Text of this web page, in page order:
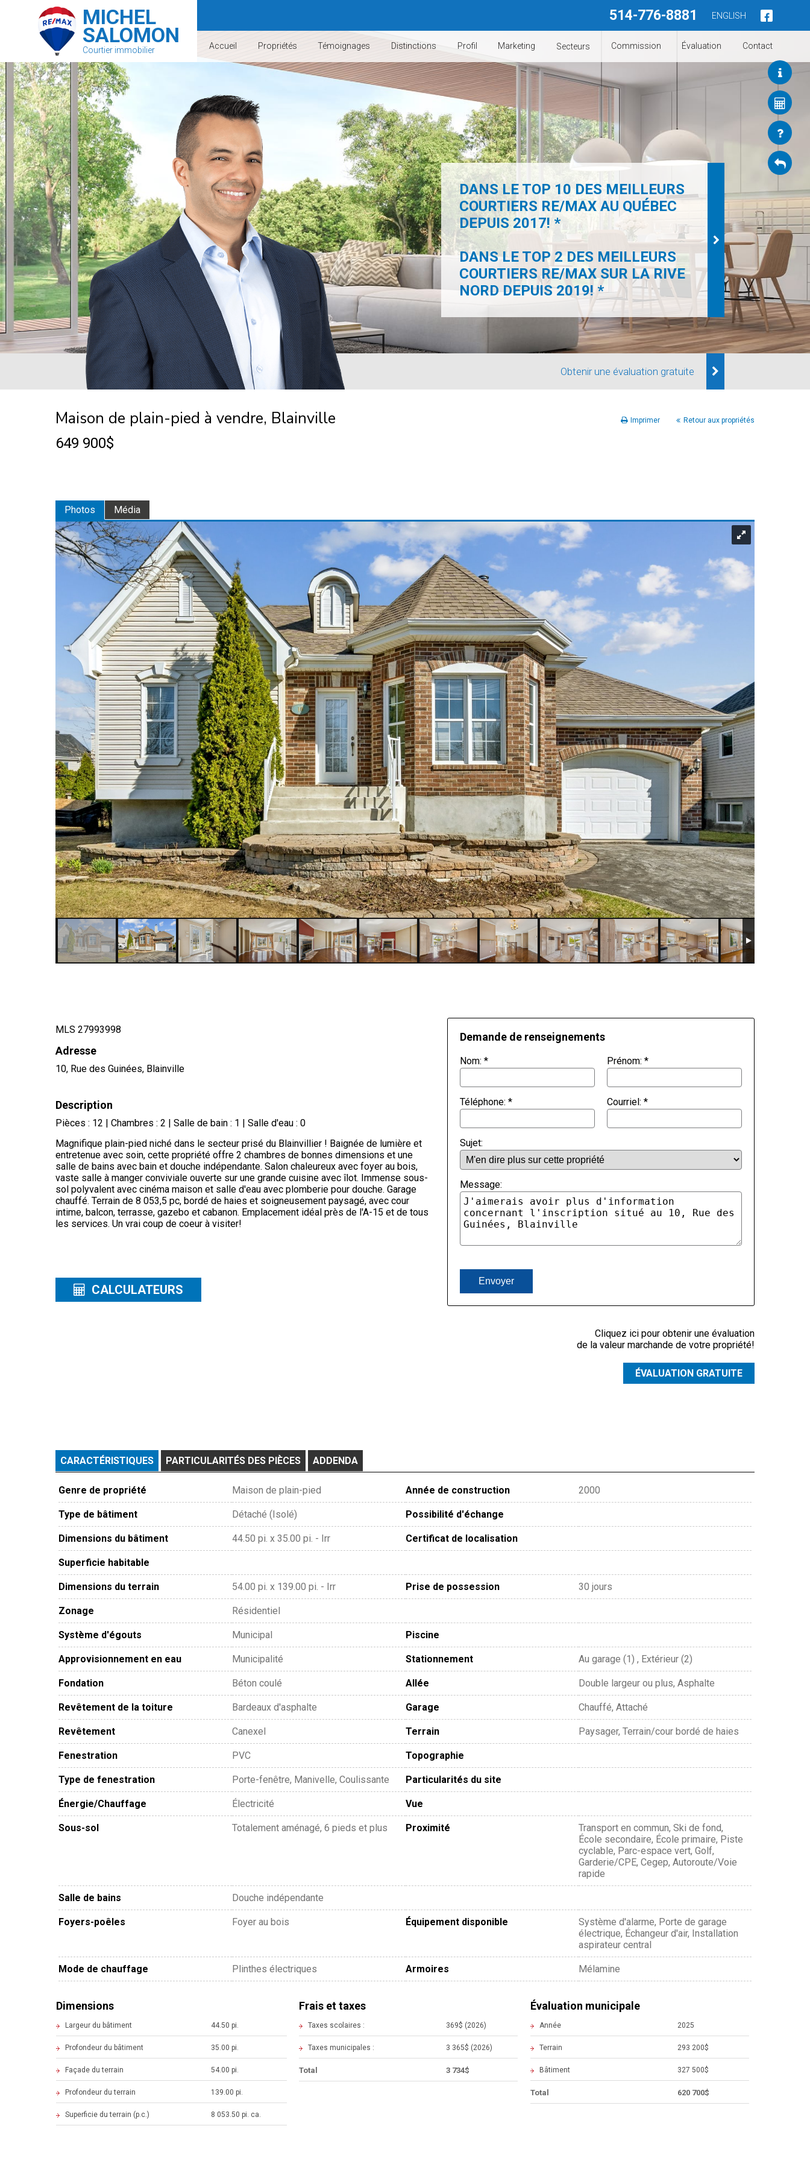
MICHEL
SALOMON
Courtier immobilier
514-776-8881 ENGLISH
Accueil Propriétés Témoignages Distinctions Profil Marketing Secteurs Commission Évaluation Contact
DANS LE TOP 10 DES MEILLEURS
COURTIERS RE/MAX AU QUÉBEC
DEPUIS 2017! *
DANS LE TOP 2 DES MEILLEURS
COURTIERS RE/MAX SUR LA RIVE
NORD DEPUIS 2019! *
Obtenir une évaluation gratuite
Maison de plain-pied à vendre, Blainville
649 900$
Imprimer Retour aux propriétés
Photos Média
MLS 27993998
Adresse
10, Rue des Guinées, Blainville
Description
Pièces : 12 | Chambres : 2 | Salle de bain : 1 | Salle d'eau : 0
Magnifique plain-pied niché dans le secteur prisé du Blainvillier ! Baignée de lumière et
entretenue avec soin, cette propriété offre 2 chambres de bonnes dimensions et une
salle de bains avec bain et douche indépendante. Salon chaleureux avec foyer au bois,
vaste salle à manger conviviale ouverte sur une grande cuisine avec îlot. Immense sous-
sol polyvalent avec cinéma maison et salle d'eau avec plomberie pour douche. Garage
chauffé. Terrain de 8 053,5 pc, bordé de haies et soigneusement paysagé, avec cour
intime, balcon, terrasse, gazebo et cabanon. Emplacement idéal près de l'A-15 et de tous
les services. Un vrai coup de coeur à visiter!
CALCULATEURS
Demande de renseignements
Nom: * Prénom: *
Téléphone: * Courriel: *
Sujet:
Message:
Cliquez ici pour obtenir une évaluation
de la valeur marchande de votre propriété!
ÉVALUATION GRATUITE
CARACTÉRISTIQUES
Genre de propriété Maison de plain-pied Année de construction 2000
Type de bâtiment Détaché (Isolé) Possibilité d'échange
Dimensions du bâtiment 44.50 pi. x 35.00 pi. - Irr Certificat de localisation
Superficie habitable
Dimensions du terrain 54.00 pi. x 139.00 pi. - Irr Prise de possession 30 jours
Zonage Résidentiel
Système d'égouts Municipal Piscine
Approvisionnement en eau Municipalité Stationnement Au garage (1) , Extérieur (2)
Fondation Béton coulé Allée Double largeur ou plus, Asphalte
Revêtement de la toiture Bardeaux d'asphalte Garage Chauffé, Attaché
Revêtement Canexel Terrain Paysager, Terrain/cour bordé de haies
Fenestration PVC Topographie
Type de fenestration Porte-fenêtre, Manivelle, Coulissante Particularités du site
Énergie/Chauffage Électricité Vue
Sous-sol Totalement aménagé, 6 pieds et plus Proximité
Transport en commun, Ski de fond,
École secondaire, École primaire, Piste
cyclable, Parc-espace vert, Golf,
Garderie/CPE, Cegep, Autoroute/Voie
rapide
Salle de bains Douche indépendante
Foyers-poêles Foyer au bois Équipement disponible
Système d'alarme, Porte de garage
électrique, Échangeur d'air, Installation
aspirateur central
Mode de chauffage Plinthes électriques Armoires Mélamine
Dimensions
Largeur du bâtiment 44.50 pi.
Profondeur du bâtiment 35.00 pi.
Façade du terrain 54.00 pi.
Profondeur du terrain 139.00 pi.
Superficie du terrain (p.c.) 8 053.50 pi. ca.
Frais et taxes
Taxes scolaires : 369$ (2026)
Taxes municipales : 3 365$ (2026)
Total 3 734$
Évaluation municipale
Année 2025
Terrain 293 200$
Bâtiment 327 500$
Total 620 700$
PARTICULARITÉS DES PIÈCES ADDENDA